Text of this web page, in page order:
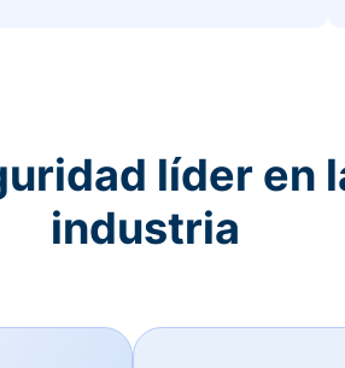
líder en
industria